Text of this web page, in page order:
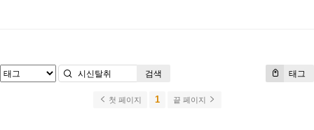
태그
검색
첫 페이지 1 끝 페이지